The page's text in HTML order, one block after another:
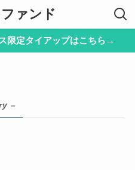
ァンド
限定タイアップはこちら→
–